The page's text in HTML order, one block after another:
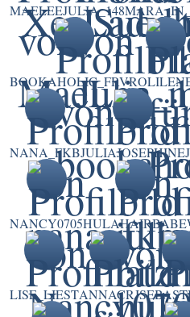
MAELEEJULIA_148
BOOKAHOLIC_FRVR
NANA_FKBJULIAJOSEPHINE
NANCY0705HULAHAIRBABE
LISE_LIESTANNACRJ